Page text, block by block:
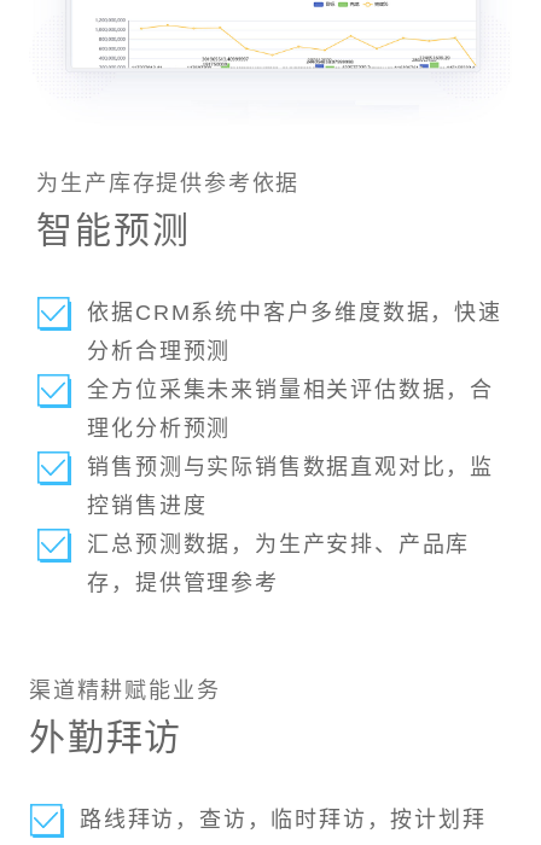
为生产库存提供参考依据
智能预测
依据CRM系统中客户多维度数据，快速
分析合理预测
全方位采集未来销量相关评估数据，合
理化分析预测
销售预测与实际销售数据直观对比，监
控销售进度
汇总预测数据，为生产安排、产品库
存，提供管理参考
渠道精耕赋能业务
外勤拜访
路线拜访，查访，临时拜访，按计划拜